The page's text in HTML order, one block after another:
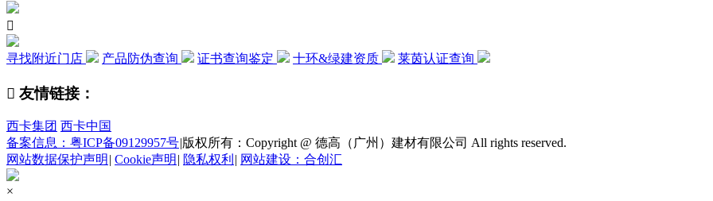

寻找附近门店 产品防伪查询 证书查询鉴定 十环&绿建资质 莱茵认证查询
 友情链接：
西卡集团 西卡中国
备案信息：粤ICP备09129957号|版权所有：Copyright @ 德高（广州）建材有限公司 All rights reserved.
网站数据保护声明 | Cookie声明 | 隐私权利 | 网站建设：合创汇
×